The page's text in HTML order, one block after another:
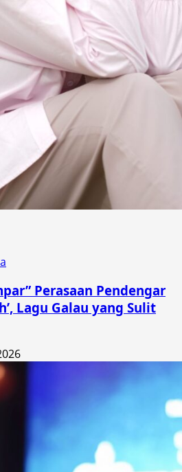
Perasaan Pendengar
Lagu Galau yang Sulit